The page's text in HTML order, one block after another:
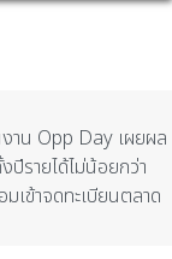
าน Opp Day เผยผล
ปีรายได้ไม่น้อยกว่า
เข้าจดทะเบียนตลาด